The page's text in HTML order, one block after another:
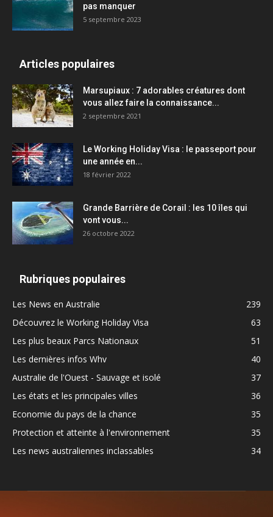
pas manquer
5 septembre 2023
Articles populaires
Marsupiaux : 7 adorables créatures dont
vous allez faire la connaissance...
2 septembre 2021
Le Working Holiday Visa : le passeport pour
une année en...
18 février 2022
Grande Barrière de Corail : les 10 îles qui
vont vous...
26 octobre 2022
Rubriques populaires
Les News en Australie
239
Découvrez le Working Holiday Visa
63
Les plus beaux Parcs Nationaux
51
Les dernières infos Whv
40
Australie de l'Ouest - Sauvage et isolé
37
Les états et les principales villes
36
Economie du pays de la chance
35
Protection et atteinte à l'environnement
35
Les news australiennes inclassables
34